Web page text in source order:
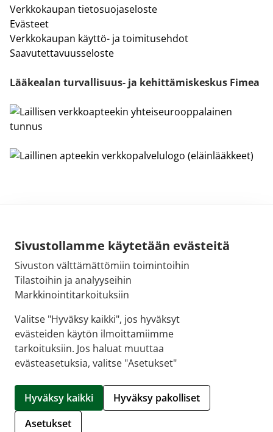
Sivustollamme käytetään evästeitä
Sivuston välttämättömiin toimintoihin
Tilastoihin ja analyyseihin
Markkinointitarkoituksiin
Valitse "Hyväksy kaikki", jos hyväksyt
evästeiden käytön ilmoittamiimme
tarkoituksiin. Jos haluat muuttaa
evästeasetuksia, valitse "Asetukset"
Hyväksy kaikki
Hyväksy pakolliset
Asetukset
Verkkokaupan tietosuojaseloste
Evästeet
Verkkokaupan käyttö- ja toimitusehdot
Saavutettavuusseloste
Lääkealan turvallisuus- ja kehittämiskeskus Fimea
Sähköpostiosoite:
kirjaamo@fimea.fi
Fimean vaihde:
029 522 3341
Hallitse evästeitä